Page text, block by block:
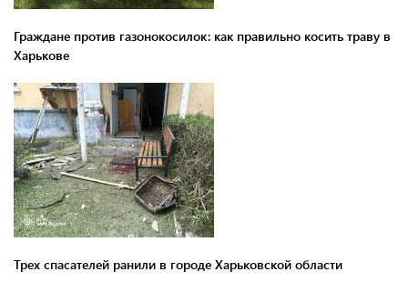
Граждане против газонокосилок: как правильно косить траву в
Харькове
Трех спасателей ранили в городе Харьковской области